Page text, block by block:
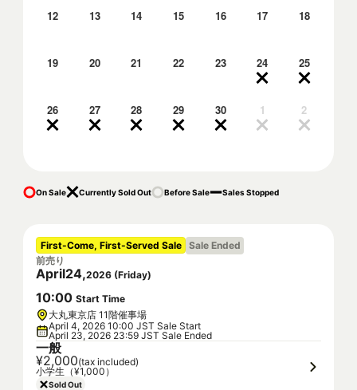
12 13 14 15 16 17 18
19 20 21 22 23 24 25
26 27 28 29 30 1 2
On Sale Currently Sold Out Before Sale Sales Stopped
First-Come, First-Served Sale Sale Ended
前売り
April24,2026 (Friday)
10:00 Start Time
大丸東京店 11階催事場
April 4, 2026 10:00 JST Sale Start
April 23, 2026 23:59 JST Sale Ended
一般
¥2,000(tax included)
小学生（¥1,000）
Sold Out